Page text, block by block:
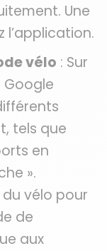
Une
l’application.
vélo : Sur
Google
tels que
en
».
du vélo pour
de
aux